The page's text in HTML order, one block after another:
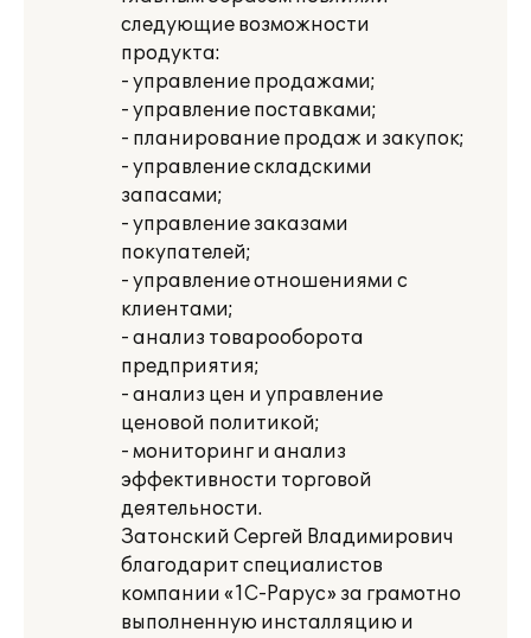
следующие возможности
продукта:
- управление продажами;
- управление поставками;
- планирование продаж и закупок;
- управление складскими
запасами;
- управление заказами
покупателей;
- управление отношениями с
клиентами;
- анализ товарооборота
предприятия;
- анализ цен и управление
ценовой политикой;
- мониторинг и анализ
эффективности торговой
деятельности.
Затонский Сергей Владимирович
благодарит специалистов
компании «1С-Рарус» за грамотно
выполненную инсталляцию и